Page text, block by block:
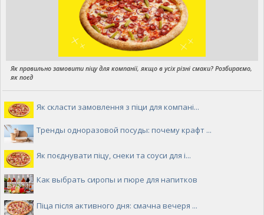
Як правильно замовити піцу для компанії, якщо в усіх різні смаки? Розбираємо,
як поєд
Як скласти замовлення з піци для компані...
Тренды одноразовой посуды: почему крафт ...
Як поєднувати піцу, снеки та соуси для і...
Как выбрать сиропы и пюре для напитков
Піца після активного дня: смачна вечеря ...